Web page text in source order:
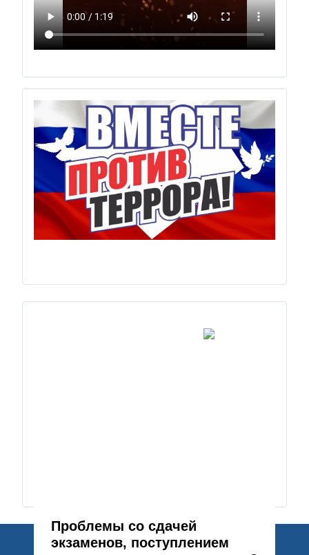
Previous Next
Проблемы со сдачей
экзаменов, поступлением